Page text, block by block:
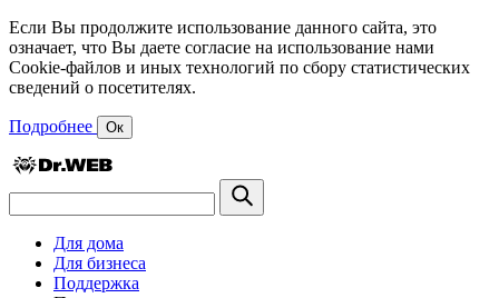
Если Вы продолжите использование данного сайта, это
означает, что Вы даете согласие на использование нами
Cookie-файлов и иных технологий по сбору статистических
сведений о посетителях.
Подробнее Ок
Для дома
Для бизнеса
Поддержка